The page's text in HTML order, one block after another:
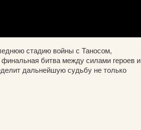
стадию войны с Таносом,
битва между силами героев и
дальнейшую судьбу не только